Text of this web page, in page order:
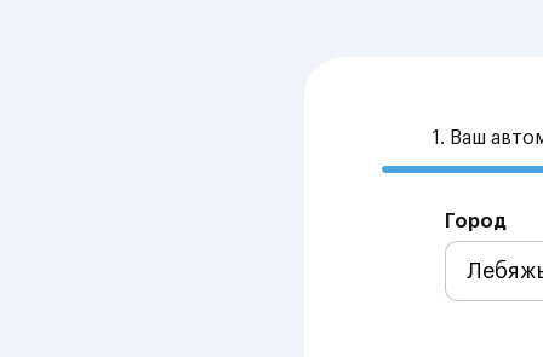
1. Ваш
Город